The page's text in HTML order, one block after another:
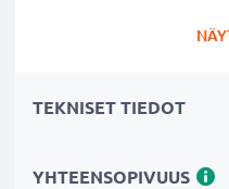
terälehti bajonetti
✔ Lisää värien syvyyttä,
TEKNISET TIEDOT
YHTEENSOPIVUUS